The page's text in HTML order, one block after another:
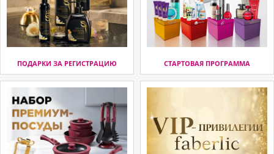
ПОДАРКИ ЗА РЕГИСТРАЦИЮ СТАРТОВАЯ ПРОГРАММА